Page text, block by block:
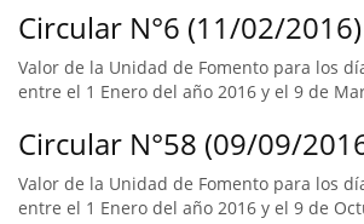
Circular N°6 (11/02/2016)
Valor de la Unidad de Fomento para los
entre el 1 Enero del año 2016 y el 9 de
Circular N°58 (09/09/
Valor de la Unidad de Fomento para los
entre el 1 Enero del año 2016 y el 9 de